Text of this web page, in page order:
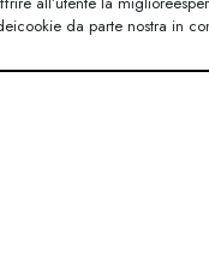
da parte nostra in